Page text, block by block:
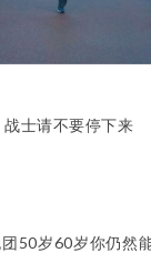
战士请不要停下来
50岁60岁你仍然